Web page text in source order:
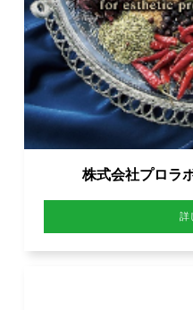
株式会社プロラ
詳